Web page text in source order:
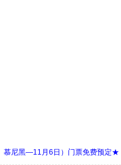
慕尼黑—11月6日）门票免费预定★